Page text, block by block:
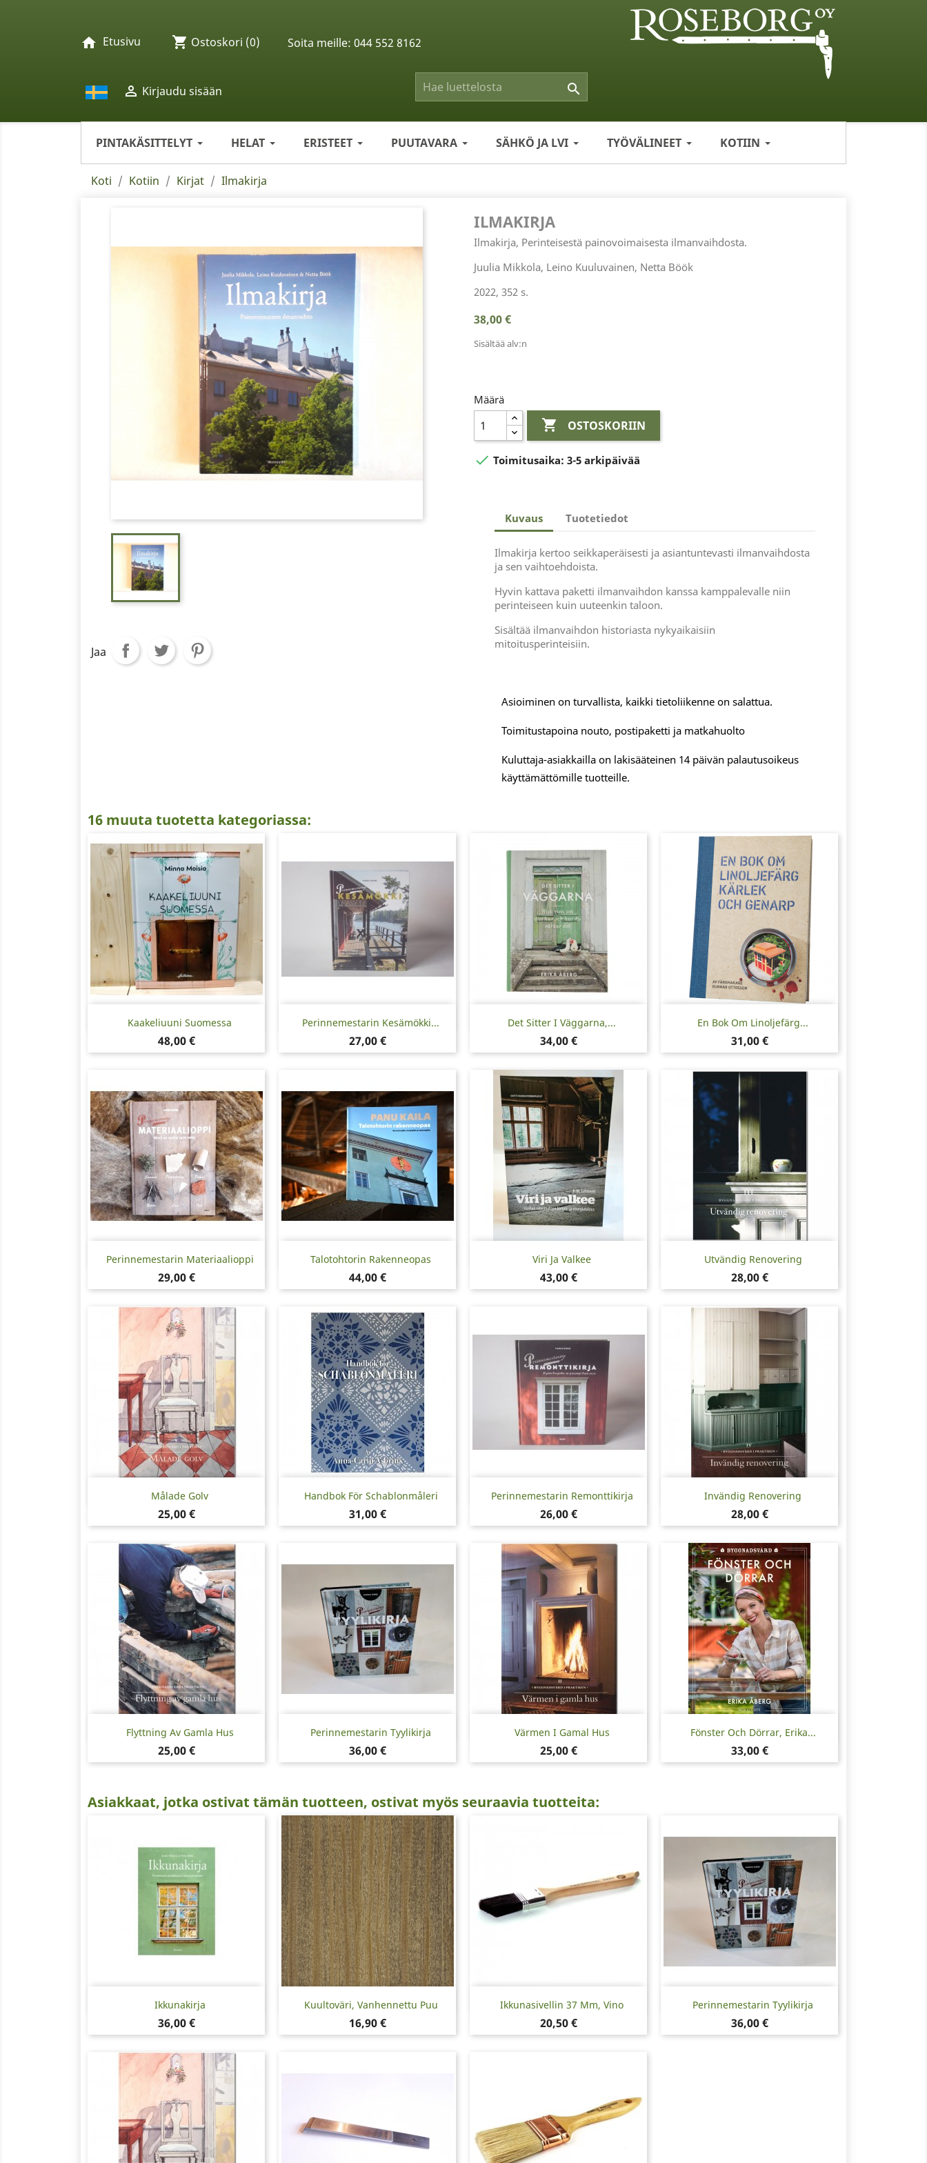

home Etusivu
 Kirjaudu sisään
shopping_cart Ostoskori (0)
PINTAKÄSITTELYT HELAT ERISTEET PUUTAVARA SÄHKÖ JA LVI TYÖVÄLINEET KOTIIN
Soita meille: 044 552 8162
Koti Kotiin Kirjat Ilmakirja
Jaa
ILMAKIRJA
Ilmakirja, Perinteisestä painovoimaisesta ilmanvaihdosta.
Juulia Mikkola, Leino Kuuluvainen, Netta Böök
2022, 352 s.
38,00 €
Sisältää alv:n
Määrä
 OSTOSKORIIN
 Toimitusaika: 3-5 arkipäivää
Kuvaus Tuotetiedot
Ilmakirja kertoo seikkaperäisesti ja asiantuntevasti ilmanvaihdosta
ja sen vaihtoehdoista.
Hyvin kattava paketti ilmanvaihdon kanssa kamppalevalle niin
perinteiseen kuin uuteenkin taloon.
Sisältää ilmanvaihdon historiasta nykyaikaisiin
mitoitusperinteisiin.
Asioiminen on turvallista, kaikki tietoliikenne on salattua.
Toimitustapoina nouto, postipaketti ja matkahuolto
Kuluttaja-asiakkailla on lakisääteinen 14 päivän palautusoikeus
käyttämättömille tuotteille.
16 muuta tuotetta kategoriassa:
Kaakeliuuni Suomessa
Hinta
48,00 €
Pikakatselu Perinnemestarin Kesämökki...
Hinta
27,00 €
Pikakatselu Det Sitter I Väggarna,...
Hinta
34,00 €
Pikakatselu En Bok Om Linoljefärg...
Hinta
31,00 €
Pikakatselu
Perinnemestarin Materiaalioppi
Hinta
29,00 €
Pikakatselu Talotohtorin Rakenneopas
Hinta
44,00 €
Pikakatselu Viri Ja Valkee
Hinta
43,00 €
Pikakatselu Utvändig Renovering
Hinta
28,00 €
Pikakatselu
Målade Golv
Hinta
25,00 €
Pikakatselu Handbok För Schablonmåleri
Hinta
31,00 €
Pikakatselu Perinnemestarin Remonttikirja
Hinta
26,00 €
Pikakatselu Invändig Renovering
Hinta
28,00 €
Pikakatselu
Flyttning Av Gamla Hus
Hinta
25,00 €
Pikakatselu Perinnemestarin Tyylikirja
Hinta
36,00 €
Pikakatselu Värmen I Gamal Hus
Hinta
25,00 €
Pikakatselu Fönster Och Dörrar, Erika...
Hinta
33,00 €
Pikakatselu
Asiakkaat, jotka ostivat tämän tuotteen, ostivat myös seuraavia tuotteita:
Ikkunakirja
Hinta
36,00 €
Pikakatselu Kuultoväri, Vanhennettu Puu
Hinta
16,90 €
Pikakatselu Ikkunasivellin 37 Mm, Vino
Hinta
20,50 €
Pikakatselu Perinnemestarin Tyylikirja
Hinta
36,00 €
Pikakatselu